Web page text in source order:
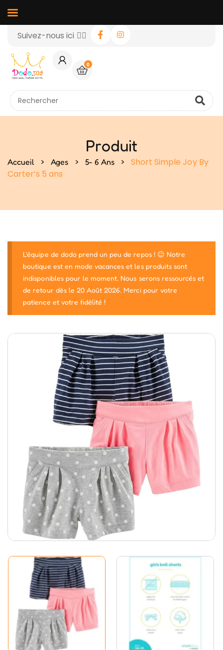
Suivez-nous ici 👉🏻
0
Produit
Accueil > Ages > 5- 6 Ans >
Short Simple Joy By
Carter’s 5 ans
L'équipe de dodo prend un peu de repos ! 😉 Notre
boutique est en mode vacances et les produits sont
indisponibles pour le moment. Nous serons ressourcés et
de retour dès le 20 Août 2026. Merci pour votre
patience et votre fidélité !